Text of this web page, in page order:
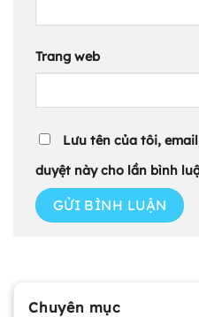
Trang web
Lưu tên của tôi,
duyệt này cho lần bình
Chuyên mục